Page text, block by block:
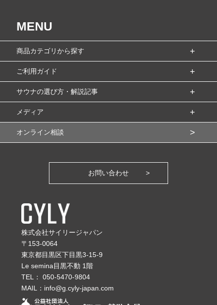
MENU
商品カテゴリから探す
ご利用ガイド
サウナの選び方・解説記事
メディア
オンライン相談
お問い合わせ
株式会社サイリージャパン
〒153-0064
東京都目黒区下目黒3-15-9
Le semina目黒不動 1階
TEL： 050-5470-9804
MAIL： info@g.cyly-japan.com